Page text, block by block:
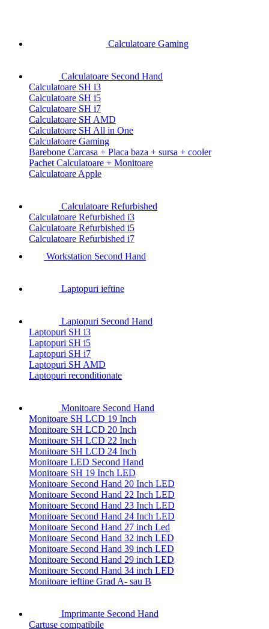
Calculatoare Gaming
Calculatoare Second Hand
Calculatoare SH i3
Calculatoare SH i5
Calculatoare SH i7
Calculatoare SH AMD
Calculatoare SH All in One
Calculatoare Gaming
Barebone Carcasa + Placa baza + sursa + cooler
Pachet Calculatoare + Monitoare
Calculatoare Apple
Calculatoare Refurbished
Calculatoare Refurbished i3
Calculatoare Refurbished i5
Calculatoare Refurbished i7
Workstation Second Hand
Laptopuri ieftine
Laptopuri Second Hand
Laptopuri SH i3
Laptopuri SH i5
Laptopuri SH i7
Laptopuri SH AMD
Laptopuri reconditionate
Monitoare Second Hand
Monitoare SH LCD 19 Inch
Monitoare SH LCD 20 Inch
Monitoare SH LCD 22 Inch
Monitoare SH LCD 24 Inch
Monitoare LED Second Hand
Monitoare SH 19 Inch LED
Monitoare Second Hand 20 Inch LED
Monitoare Second Hand 22 Inch LED
Monitoare Second Hand 23 Inch LED
Monitoare Second Hand 24 Inch LED
Monitoare Second Hand 27 inch Led
Monitoare Second Hand 32 inch LED
Monitoare Second Hand 39 inch LED
Monitoare Second Hand 29 inch LED
Monitoare Second Hand 34 inch LED
Monitoare ieftine Grad A- sau B
Imprimante Second Hand
Cartuse compatibile